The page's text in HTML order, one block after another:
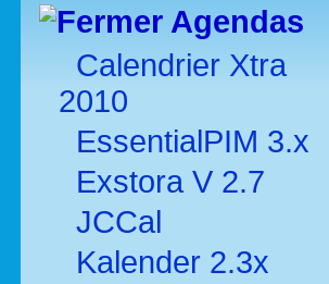
Agendas
Calendrier Xtra
2010
EssentialPIM 3.x
Exstora V 2.7
JCCal
Kalender 2.3x